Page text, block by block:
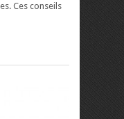
Ces conseils